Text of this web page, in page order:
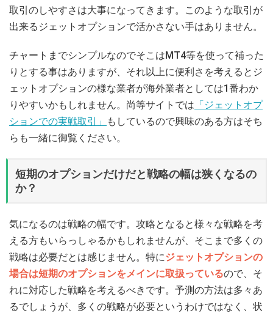
取引のしやすさは大事になってきます。このような取引が
出来るジェットオプションで活かさない手はありません。
チャートまでシンプルなのでそこはMT4等を使って補った
りとする事はありますが、それ以上に便利さを考えるとジ
ェットオプションの様な業者が海外業者としては1番わか
りやすいかもしれません。尚等サイトでは 「ジェットオプ
ションでの実戦取引」
もしているので興味のある方はそち
らも一緒に御覧ください。
短期のオプションだけだと戦略の幅は狭くなるの
か？
気になるのは戦略の幅です。攻略となると様々な戦略を考
える方もいらっしゃるかもしれませんが、そこまで多くの
戦略は必要だとは感じません。特にジェットオプションの
場合は短期のオプションをメインに取扱っているので、そ
れに対応した戦略を考えるべきです。予測の方法は多々あ
るでしょうが、多くの戦略が必要というわけではなく、状